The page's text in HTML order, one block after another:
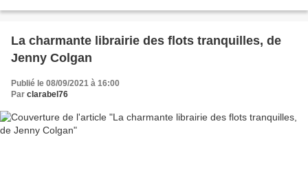
La charmante librairie des flots tranquilles, de
Jenny Colgan
Publié le 08/09/2021 à 16:00
Par clarabel76